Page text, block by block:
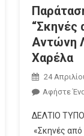
“Σκηνές
Αντώνη
Χαρέλα
24
Αφήστε
ΔΕΛΤΙΟ
«Σκηνές από